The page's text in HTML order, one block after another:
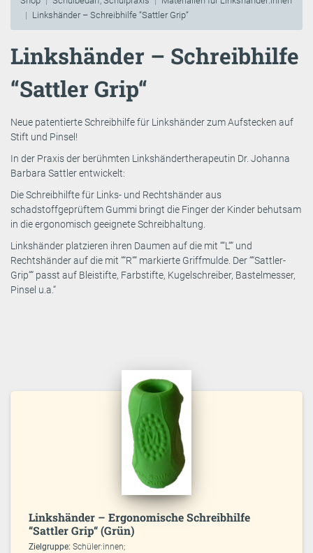
Linkshänder – Schreibhilfe “Sattler Grip“
Linkshänder – Schreibhilfe
“Sattler Grip“
Neue patentierte Schreibhilfe für Linkshänder zum Aufstecken auf
Stift und Pinsel!
In der Praxis der berühmten Linkshändertherapeutin Dr. Johanna
Barbara Sattler entwickelt:
Die Schreibhilfte für Links- und Rechtshänder aus
schadstoffgeprüftem Gummi bringt die Finger der Kinder behutsam
in die ergonomisch geeignete Schreibhaltung.
Linkshänder platzieren ihren Daumen auf die mit ““L““ und
Rechtshänder auf die mit ““R““ markierte Griffmulde. Der ““Sattler-
Grip““ passt auf Bleistifte, Farbstifte, Kugelschreiber, Bastelmesser,
Pinsel u.a.“
Linkshänder – Ergonomische Schreibhilfe
“Sattler Grip“ (Grün)
Zielgruppe:Schüler:innen;